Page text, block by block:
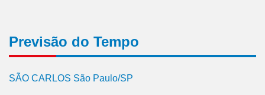
Previsão do Tempo
SÃO CARLOS São Paulo/SP